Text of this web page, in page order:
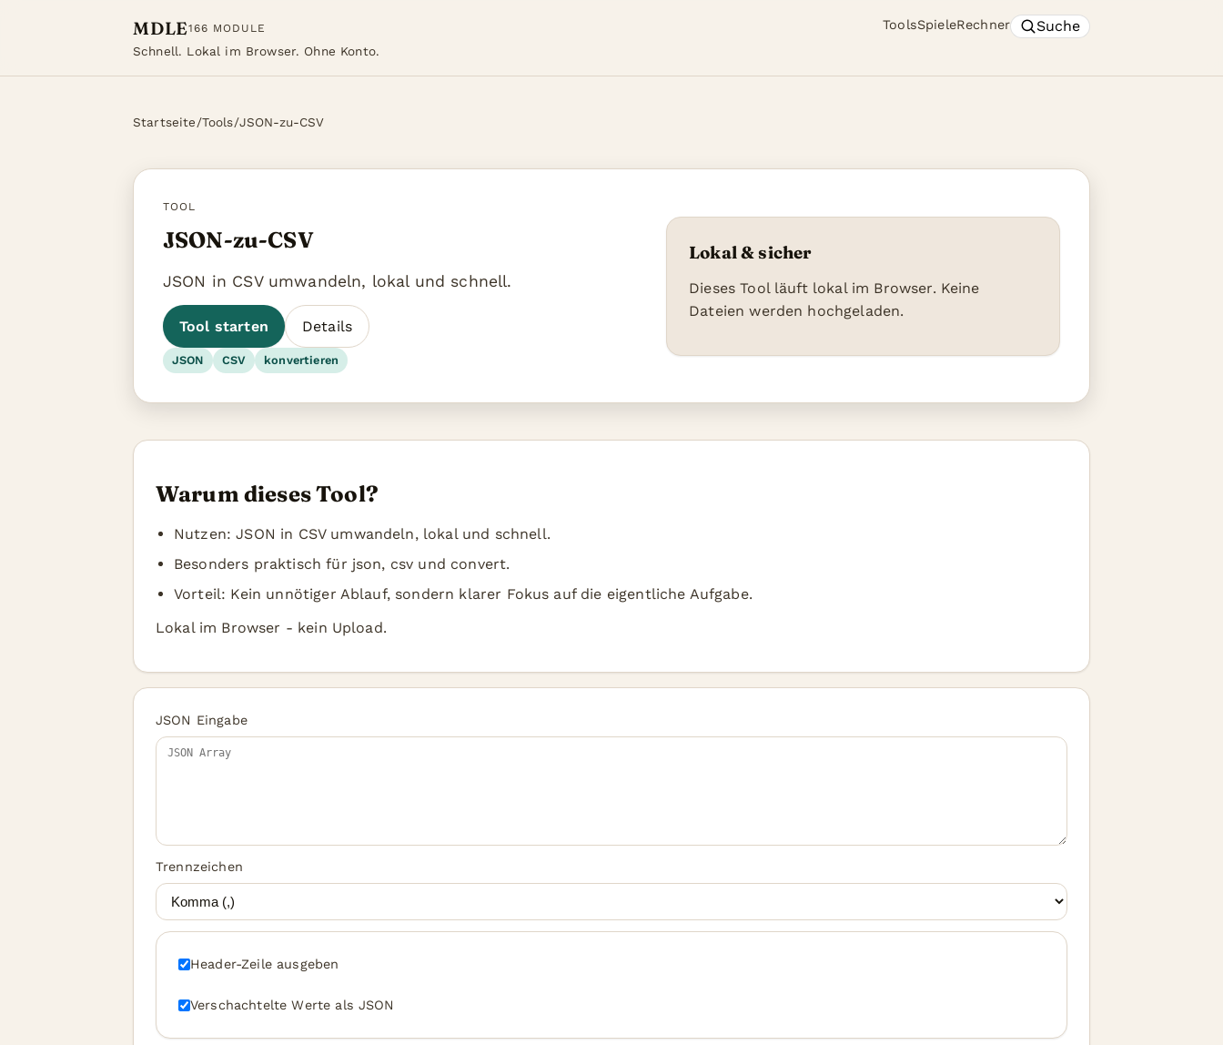
MDLE166 MODULE
Schnell. Lokal im Browser. Ohne Konto.
ToolsSpieleRechner Suche
Startseite/Tools/JSON-zu-CSV
TOOL
JSON-zu-CSV
JSON in CSV umwandeln, lokal und schnell.
Tool starten Details
JSON CSV konvertieren
Lokal & sicher
Dieses Tool läuft lokal im Browser. Keine
Dateien werden hochgeladen.
Warum dieses Tool?
Nutzen: JSON in CSV umwandeln, lokal und schnell.
Besonders praktisch für json, csv und convert.
Vorteil: Kein unnötiger Ablauf, sondern klarer Fokus auf die eigentliche Aufgabe.
Lokal im Browser - kein Upload.
JSON Eingabe
Trennzeichen
Header-Zeile ausgeben
Verschachtelte Werte als JSON